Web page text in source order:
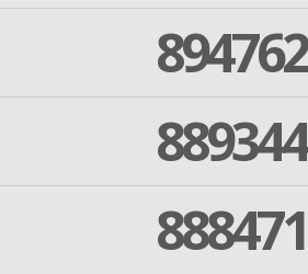
894762
889344
888471